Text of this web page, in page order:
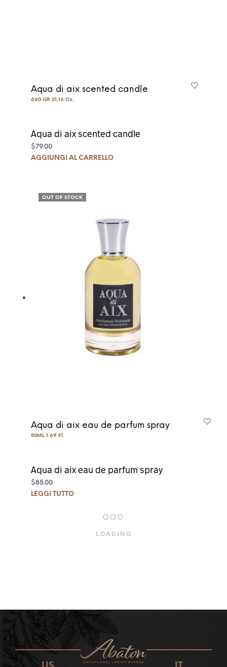
Aqua di aix scented candle
660 GR 21,16 Oz.
Aqua di aix scented candle
$79.00
AGGIUNGI AL CARRELLO
OUT OF STOCK
Aqua di aix eau de parfum spray
50ML 1.69 Fl.
Aqua di aix eau de parfum spray
$85.00
LEGGI TUTTO